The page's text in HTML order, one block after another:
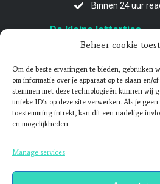
Beheer cookie
Om de beste ervaringen te bieden, gebruiken
om informatie over je apparaat op te slaan en/
stemmen met deze technologieën kunnen wij
unieke ID's op deze site verwerken. Als je
toestemming intrekt, kan dit een nadelige
en mogelijkheden.
Manage services
Binnen 24 uur
De kleine lettertjes
Algemene
Algemene
Overige diensten